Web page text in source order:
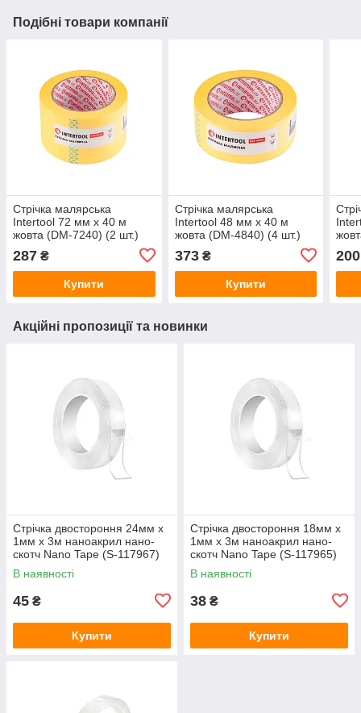
Подібні товари компанії
Стрічка малярська
Intertool 72 мм х 40 м
жовта (DM-7240) (2 шт.)
287 ₴
Купити
Стрічка малярська
Intertool 48 мм х 40 м
жовта (DM-4840) (4 шт.)
373₴
Купити
200
Акційні пропозиції та новинки
Стрічка двостороння 24мм x
1мм x 3м наноакрил нано-
скотч Nano Tape (S-117967)
В наявності
45 ₴
Купити
Стрічка двостороння 18мм x
1мм x 3м наноакрил нано-
скотч Nano Tape (S-117965)
В наявності
38 ₴
Купити